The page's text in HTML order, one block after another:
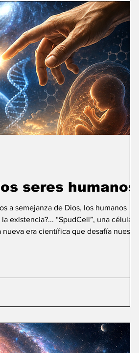
seres humanos?
a semejanza de Dios, los humanos
existencia?... “SpudCell”, una célula
era científica que desafía nuestras